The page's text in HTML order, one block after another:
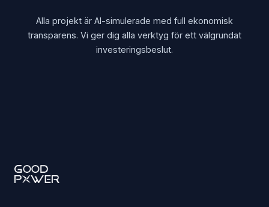
Alla projekt är AI-simulerade med full ekonomisk
transparens. Vi ger dig alla verktyg för ett välgrundat
investeringsbeslut.